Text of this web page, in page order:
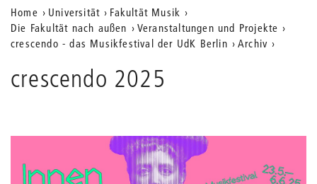
Aktuelle
Position
der
Home Universität
Fakultät Musik
Die Fakultät nach außen
Veranstaltungen und Projekte
crescendo - das Musikfestival der UdK Berlin
Archiv
crescendo 2025